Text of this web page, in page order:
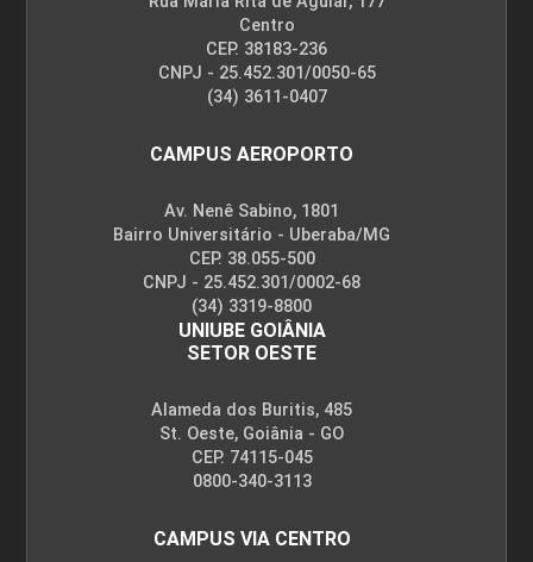
Centro
CEP. 38183-236
CNPJ - 25.452.301/0050-65
(34) 3611-0407
CAMPUS AEROPORTO
Av. Nenê Sabino, 1801
Bairro Universitário - Uberaba/MG
CEP. 38.055-500
CNPJ - 25.452.301/0002-68
(34) 3319-8800
UNIUBE GOIÂNIA
SETOR OESTE
Alameda dos Buritis, 485
St. Oeste, Goiânia - GO
CEP. 74115-045
0800-340-3113
CAMPUS VIA CENTRO